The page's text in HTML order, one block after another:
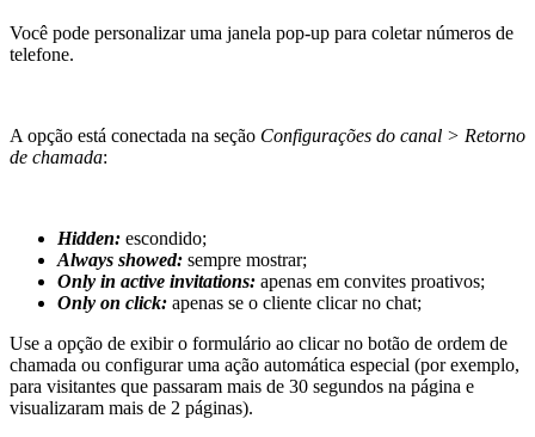
Você pode personalizar uma janela pop-up para coletar números de
telefone.
A opção está conectada na seção Configurações do canal > Retorno
de chamada:
Hidden: escondido;
Always showed: sempre mostrar;
Only in active invitations: apenas em convites proativos;
Only on click: apenas se o cliente clicar no chat;
Use a opção de exibir o formulário ao clicar no botão de ordem de
chamada ou configurar uma ação automática especial (por exemplo,
para visitantes que passaram mais de 30 segundos na página e
visualizaram mais de 2 páginas).